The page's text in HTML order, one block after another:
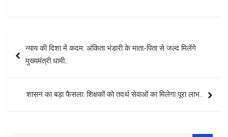
navigation
न्याय की दिशा में कदम: अंकिता भंडारी के माता-पिता से जल्द मिलेंगे
मुख्यमंत्री धामी..
शासन का बड़ा फैसला: शिक्षकों को तदर्थ सेवाओं का मिलेगा पूरा लाभ..